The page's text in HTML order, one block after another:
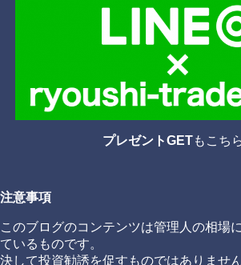
プレゼントGETもこち
注意事項
このブログのコンテンツは管理人の相場
ているものです。
決して投資勧誘を促すものではありません